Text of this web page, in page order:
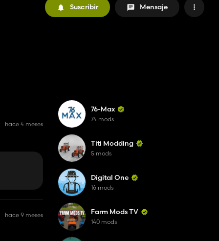
Suscribir Mensaje
hace 4 meses
hace 9 meses
76-Max
74 mods
Titi Modding
5 mods
Digital One
16 mods
Farm Mods TV
140 mods